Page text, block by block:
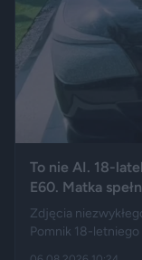
To nie AI. 18-
E60. Matka
Zdjęcia
Pomnik 18-letniego